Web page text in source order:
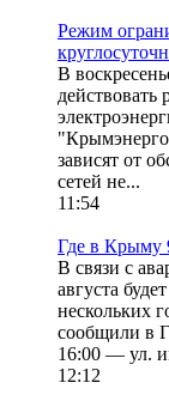
Режим
В
действовать
зависят от
сетей не...
11:54
Где в Крыму
В связи с
августа
нескольких
сообщили в
16:00 — ул.
12:12